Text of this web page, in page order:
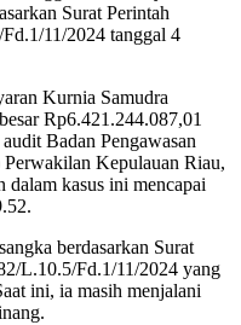
Surat Perintah
11/2024 tanggal 4
Kurnia Samudra
Rp6.421.244.087,01
Badan Pengawasan
Kepulauan Riau,
kasus ini mencapai
berdasarkan Surat
L.10.5/Fd.1/11/2024 yang
ini, ia masih menjalani